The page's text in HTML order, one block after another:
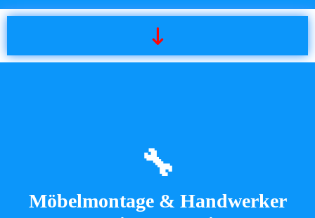
🔧
Möbelmontage & Handwerker